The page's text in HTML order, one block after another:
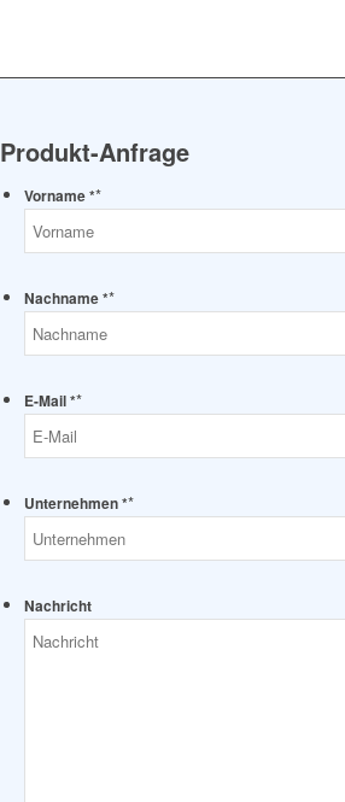
Produkt-Anfrage
Vorname **
Nachname **
E-Mail **
Unternehmen **
Nachricht